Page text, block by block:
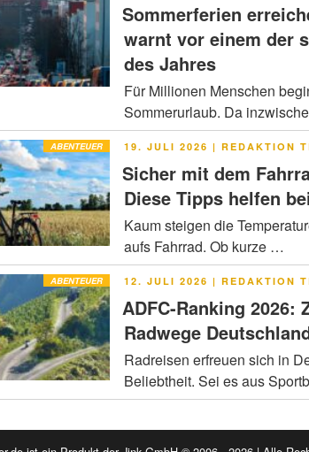
Sommerferien
warnt vor einem der
des Jahres
Für Millionen Menschen
Sommerurlaub. Da
ABENTEUER
VERÖFFENTLICHT
19. JULI 2026 | REDAKTION
Sicher mit dem
Diese Tipps helfen
Kaum steigen die
aufs Fahrrad. Ob kurze …
ABENTEUER
VERÖFFENTLICHT
12. JULI 2026 | REDAKTION
ADFC-Ranking 2026:
Radwege
Radreisen erfreuen sich in
Beliebtheit. Sei es aus